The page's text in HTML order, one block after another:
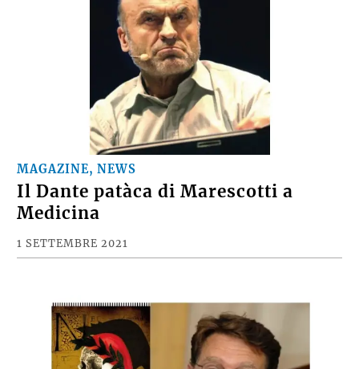
MAGAZINE, NEWS
Il Dante patàca di Marescotti a
Medicina
1 SETTEMBRE 2021